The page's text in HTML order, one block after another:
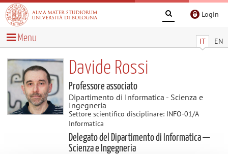
Login
IT EN
Menu
Davide Rossi
Professore associato
Dipartimento di Informatica - Scienza e
Ingegneria
Settore scientifico disciplinare: INFO-01/A
Informatica
Delegato del Dipartimento di Informatica —
Scienza e Ingegneria